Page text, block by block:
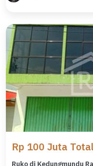
Rp 100 Juta
Ruko di Kedungmundu